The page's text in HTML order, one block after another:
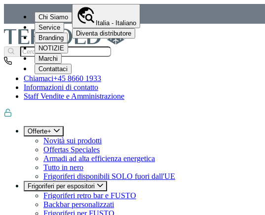
Chi Siamo
Service
Branding
NOTIZIE
Marchi
Contattaci
Italia - Italiano
Diventa distributore
Chiamaci+45 8660 1933
Informazioni di contatto
Staff Vendite e Amministrazione
Offerte+
Novità sui prodotti
Offertas Speciales
Armadi ad alta efficienza energetica
Tutto in nero
Frigoriferi disponibili SOLO fuori dall'UE
Frigoriferi per espositori
Frigoriferi retro bar e FUSTO
Backbar personalizzati
Frigoriferi per FUSTO